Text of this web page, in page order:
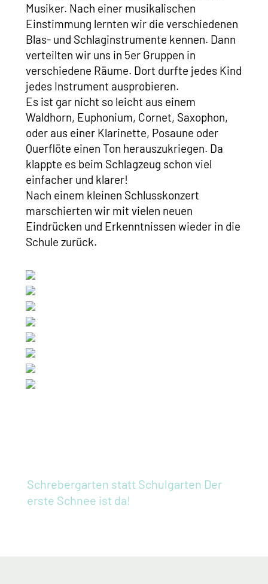
Musiker. Nach einer musikalischen
Einstimmung lernten wir die verschiedenen
Blas- und Schlaginstrumente kennen. Dann
verteilten wir uns in 5er Gruppen in
verschiedene Räume. Dort durfte jedes Kind
jedes Instrument ausprobieren.
Es ist gar nicht so leicht aus einem
Waldhorn, Euphonium, Cornet, Saxophon,
oder aus einer Klarinette, Posaune oder
Querflöte einen Ton herauszukriegen. Da
klappte es beim Schlagzeug schon viel
einfacher und klarer!
Nach einem kleinen Schlusskonzert
marschierten wir mit vielen neuen
Eindrücken und Erkenntnissen wieder in die
Schule zurück.
Schrebergarten statt Schulgarten Der
erste Schnee ist da!